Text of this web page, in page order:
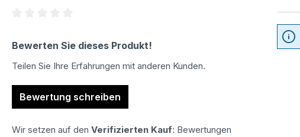
Bewerten Sie dieses Produkt!
Teilen Sie Ihre Erfahrungen mit anderen Kunden.
Bewertung schreiben
Wir setzen auf den Verifizierten Kauf: Bewertungen